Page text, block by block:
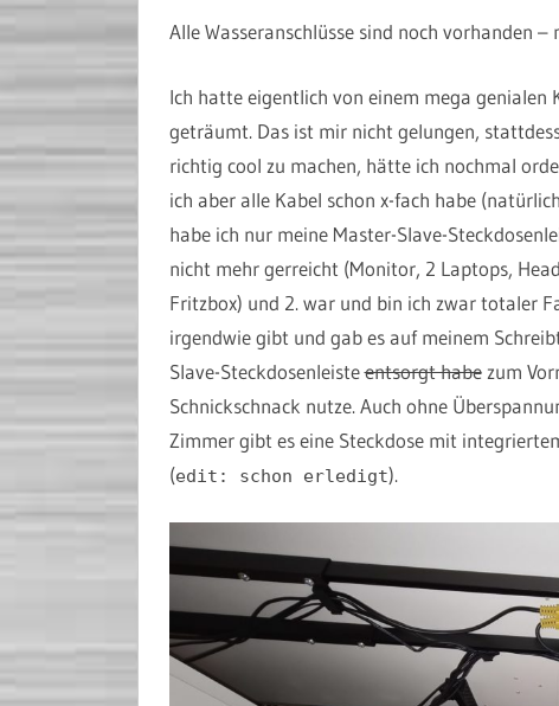
Alle Wasseranschlüsse sind noch vorhanden
Ich hatte eigentlich von einem mega
geträumt. Das ist mir nicht gelungen,
richtig cool zu machen, hätte ich nochmal
ich aber alle Kabel schon x-fach habe
habe ich nur meine Master-Slave-
nicht mehr gerreicht (Monitor, 2 Laptops,
Fritzbox) und 2. war und bin ich zwar totaler
irgendwie gibt und gab es auf meinem
Slave-Steckdosenleisteentsorgt habezum
Schnickschnack nutze. Auch ohne
Zimmer gibt es eine Steckdose mit
(edit: schon erledigt).